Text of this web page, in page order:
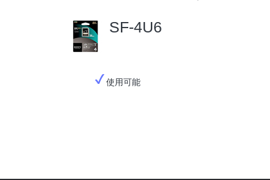
SF-4U6
使用可能